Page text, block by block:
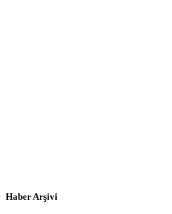
Haber Arşivi